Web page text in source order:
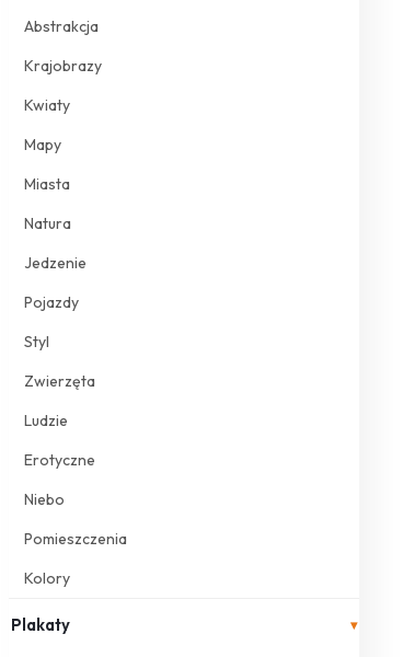
Abstrakcja
Krajobrazy
Kwiaty
Mapy
Miasta
Natura
Jedzenie
Pojazdy
Styl
Zwierzęta
Ludzie
Erotyczne
Niebo
Pomieszczenia
Kolory
Plakaty ▾